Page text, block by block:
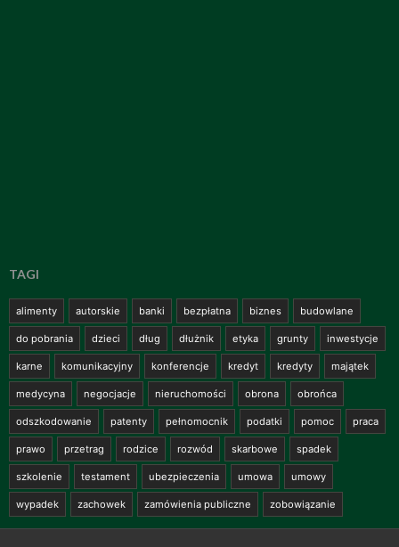
TAGI
alimenty autorskie banki bezpłatna biznes budowlane
do pobrania dzieci dług dłużnik etyka grunty inwestycje
karne komunikacyjny konferencje kredyt kredyty majątek
medycyna negocjacje nieruchomości obrona obrońca
odszkodowanie patenty pełnomocnik podatki pomoc praca
prawo przetrag rodzice rozwód skarbowe spadek
szkolenie testament ubezpieczenia umowa umowy
wypadek zachowek zamówienia publiczne zobowiązanie